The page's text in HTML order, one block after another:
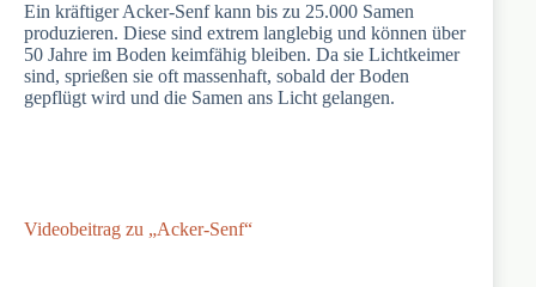
Ein kräftiger Acker-Senf kann bis zu 25.000 Samen
produzieren. Diese sind extrem langlebig und können über
50 Jahre im Boden keimfähig bleiben. Da sie Lichtkeimer
sind, sprießen sie oft massenhaft, sobald der Boden
gepflügt wird und die Samen ans Licht gelangen.
Videobeitrag zu „Acker-Senf“